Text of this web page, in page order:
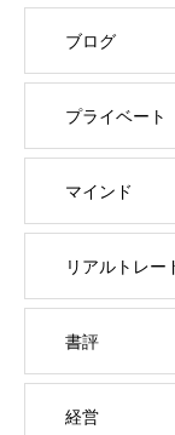
ブログ
プライベート
マインド
リアルトレー
書評
経営